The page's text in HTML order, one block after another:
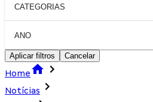
CATEGORIAS
ANO
Aplicar filtros Cancelar
Home
Notícias